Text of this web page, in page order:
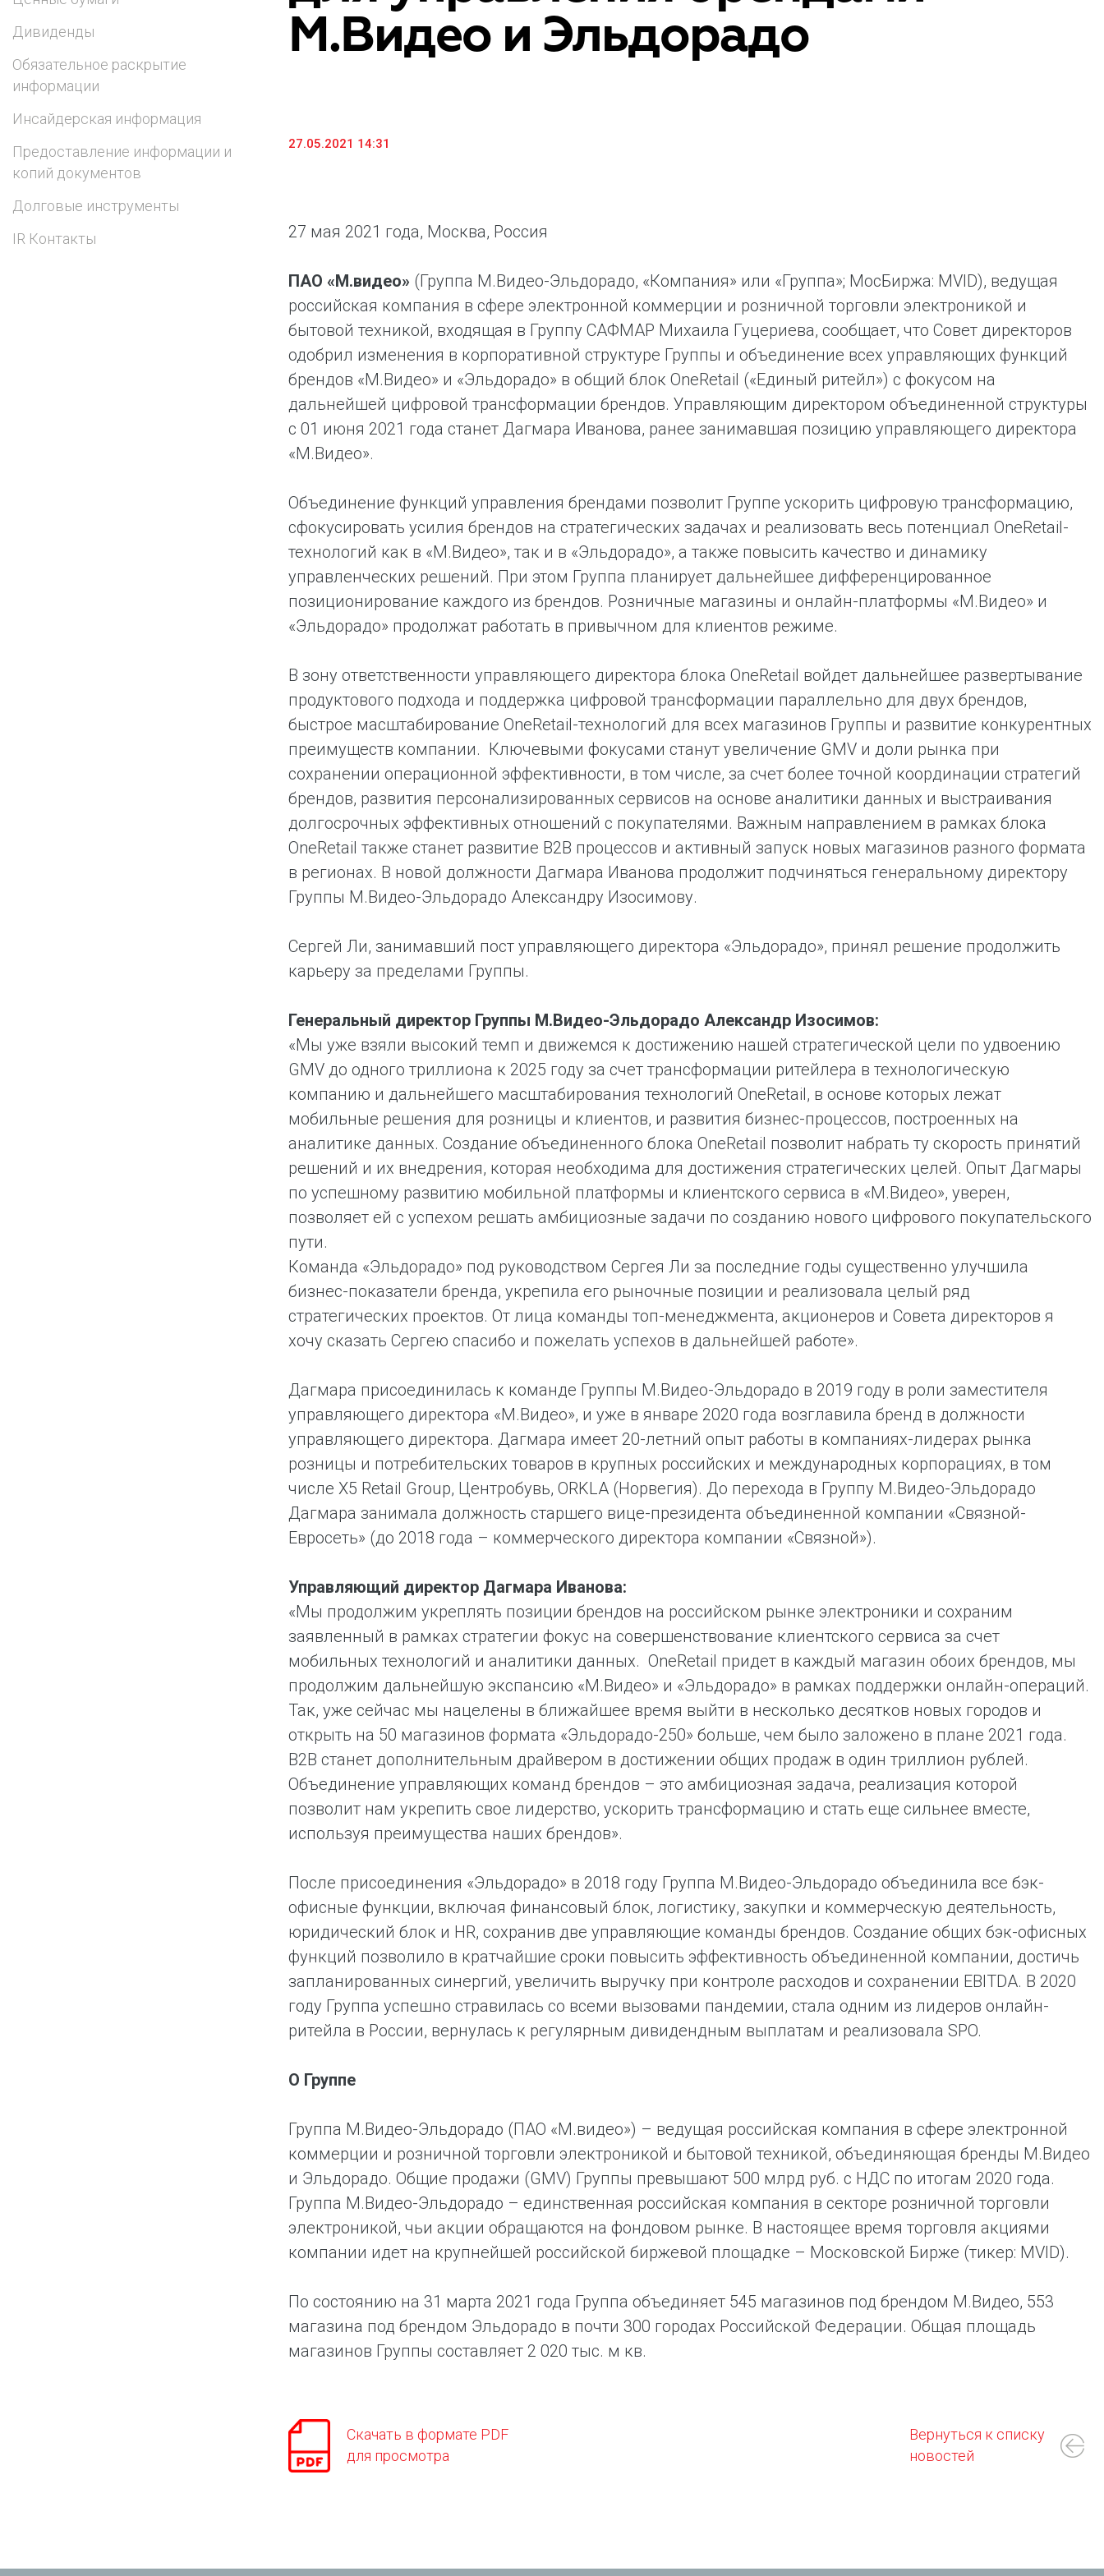
«М.Видео» — эксперт-инноватор в сфере торговли
бытовой техникой и электроникой. Благодаря
максимальному ассортименту и фокусу на клиенте,
Ключевая выгода бренда для потребителя -
предложение наиболее выгодной сделки при
поддержке промо-активности и доступного
ассортимента потребительской электроники и
Предоставление информации и копий
документов
Долговые инструменты
Дивиденды
Обязательное раскрытие
информации
Инсайдерская информация
Предоставление информации и
копий документов
Долговые инструменты
IR Контакты
М.Видео и Эльдорадо
27.05.2021 14:31
27 мая 2021 года, Москва, Россия
ПАО «М.видео» (Группа М.Видео-Эльдорадо, «Компания» или «Группа»; МосБиржа: MVID), ведущая
российская компания в сфере электронной коммерции и розничной торговли электроникой и
бытовой техникой, входящая в Группу САФМАР Михаила Гуцериева, сообщает, что Совет директоров
одобрил изменения в корпоративной структуре Группы и объединение всех управляющих функций
брендов «М.Видео» и «Эльдорадо» в общий блок OneRetail («Единый ритейл») с фокусом на
дальнейшей цифровой трансформации брендов. Управляющим директором объединенной структуры
с 01 июня 2021 года станет Дагмара Иванова, ранее занимавшая позицию управляющего директора
«М.Видео».
Объединение функций управления брендами позволит Группе ускорить цифровую трансформацию,
сфокусировать усилия брендов на стратегических задачах и реализовать весь потенциал OneRetail-
технологий как в «М.Видео», так и в «Эльдорадо», а также повысить качество и динамику
управленческих решений. При этом Группа планирует дальнейшее дифференцированное
позиционирование каждого из брендов. Розничные магазины и онлайн-платформы «М.Видео» и
«Эльдорадо» продолжат работать в привычном для клиентов режиме.
В зону ответственности управляющего директора блока OneRetail войдет дальнейшее развертывание
продуктового подхода и поддержка цифровой трансформации параллельно для двух брендов,
быстрое масштабирование OneRetail-технологий для всех магазинов Группы и развитие конкурентных
преимуществ компании. Ключевыми фокусами станут увеличение GMV и доли рынка при
сохранении операционной эффективности, в том числе, за счет более точной координации стратегий
брендов, развития персонализированных сервисов на основе аналитики данных и выстраивания
долгосрочных эффективных отношений с покупателями. Важным направлением в рамках блока
OneRetail также станет развитие B2B процессов и активный запуск новых магазинов разного формата
в регионах. В новой должности Дагмара Иванова продолжит подчиняться генеральному директору
Группы М.Видео-Эльдорадо Александру Изосимову.
Сергей Ли, занимавший пост управляющего директора «Эльдорадо», принял решение продолжить
карьеру за пределами Группы.
Генеральный директор Группы М.Видео-Эльдорадо Александр Изосимов:
«Мы уже взяли высокий темп и движемся к достижению нашей стратегической цели по удвоению
GMV до одного триллиона к 2025 году за счет трансформации ритейлера в технологическую
компанию и дальнейшего масштабирования технологий OneRetail, в основе которых лежат
мобильные решения для розницы и клиентов, и развития бизнес-процессов, построенных на
аналитике данных. Создание объединенного блока OneRetail позволит набрать ту скорость принятий
решений и их внедрения, которая необходима для достижения стратегических целей. Опыт Дагмары
по успешному развитию мобильной платформы и клиентского сервиса в «М.Видео», уверен,
позволяет ей с успехом решать амбициозные задачи по созданию нового цифрового покупательского
пути.
Команда «Эльдорадо» под руководством Сергея Ли за последние годы существенно улучшила
бизнес-показатели бренда, укрепила его рыночные позиции и реализовала целый ряд
стратегических проектов. От лица команды топ-менеджмента, акционеров и Совета директоров я
хочу сказать Сергею спасибо и пожелать успехов в дальнейшей работе».
Дагмара присоединилась к команде Группы М.Видео-Эльдорадо в 2019 году в роли заместителя
управляющего директора «М.Видео», и уже в январе 2020 года возглавила бренд в должности
управляющего директора. Дагмара имеет 20-летний опыт работы в компаниях-лидерах рынка
розницы и потребительских товаров в крупных российских и международных корпорациях, в том
числе Х5 Retail Group, Центробувь, ORKLA (Норвегия). До перехода в Группу М.Видео-Эльдорадо
Дагмара занимала должность старшего вице-президента объединенной компании «Связной-
Евросеть» (до 2018 года – коммерческого директора компании «Связной»).
Управляющий директор Дагмара Иванова:
«Мы продолжим укреплять позиции брендов на российском рынке электроники и сохраним
заявленный в рамках стратегии фокус на совершенствование клиентского сервиса за счет
мобильных технологий и аналитики данных. OneRetail придет в каждый магазин обоих брендов, мы
продолжим дальнейшую экспансию «М.Видео» и «Эльдорадо» в рамках поддержки онлайн-операций.
Так, уже сейчас мы нацелены в ближайшее время выйти в несколько десятков новых городов и
открыть на 50 магазинов формата «Эльдорадо-250» больше, чем было заложено в плане 2021 года.
B2B станет дополнительным драйвером в достижении общих продаж в один триллион рублей.
Объединение управляющих команд брендов – это амбициозная задача, реализация которой
позволит нам укрепить свое лидерство, ускорить трансформацию и стать еще сильнее вместе,
используя преимущества наших брендов».
После присоединения «Эльдорадо» в 2018 году Группа М.Видео-Эльдорадо объединила все бэк-
офисные функции, включая финансовый блок, логистику, закупки и коммерческую деятельность,
юридический блок и HR, сохранив две управляющие команды брендов. Создание общих бэк-офисных
функций позволило в кратчайшие сроки повысить эффективность объединенной компании, достичь
запланированных синергий, увеличить выручку при контроле расходов и сохранении EBITDA. В 2020
году Группа успешно стравилась со всеми вызовами пандемии, стала одним из лидеров онлайн-
ритейла в России, вернулась к регулярным дивидендным выплатам и реализовала SPO.
О Группе
Группа М.Видео-Эльдорадо (ПАО «М.видео») – ведущая российская компания в сфере электронной
коммерции и розничной торговли электроникой и бытовой техникой, объединяющая бренды М.Видео
и Эльдорадо. Общие продажи (GMV) Группы превышают 500 млрд руб. с НДС по итогам 2020 года.
Группа М.Видео-Эльдорадо – единственная российская компания в секторе розничной торговли
электроникой, чьи акции обращаются на фондовом рынке. В настоящее время торговля акциями
компании идет на крупнейшей российской биржевой площадке – Московской Бирже (тикер: MVID).
По состоянию на 31 марта 2021 года Группа объединяет 545 магазинов под брендом М.Видео, 553
магазина под брендом Эльдорадо в почти 300 городах Российской Федерации. Общая площадь
магазинов Группы составляет 2 020 тыс. м кв.
Скачать в формате PDF
для просмотра
Вернуться к списку
новостей